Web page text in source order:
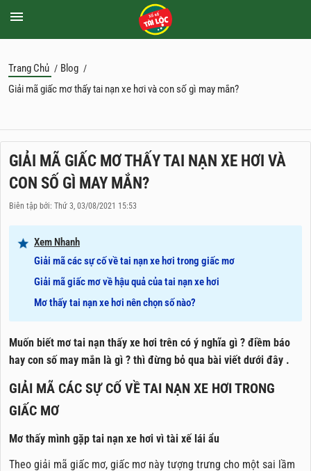
Trang Chủ / Blog /
Giải mã giấc mơ thấy tai nạn xe hơi và con số gì may mắn?
GIẢI MÃ GIẤC MƠ THẤY TAI NẠN XE HƠI VÀ
CON SỐ GÌ MAY MẮN?
Biên tập bởi: Thứ 3, 03/08/2021 15:53
Xem Nhanh
Giải mã các sự cố về tai nạn xe hơi trong giấc mơ
Giải mã giấc mơ về hậu quả của tai nạn xe hơi
Mơ thấy tai nạn xe hơi nên chọn số nào?
Muốn biết mơ tai nạn thấy xe hơi trên có ý nghĩa gì ? điềm báo
hay con số may mắn là gì ? thì đừng bỏ qua bài viết dưới đây .
GIẢI MÃ CÁC SỰ CỐ VỀ TAI NẠN XE HƠI TRONG
GIẤC MƠ
Mơ thấy mình gặp tai nạn xe hơi vì tài xế lái ẩu
Theo giải mã giấc mơ, giấc mơ này tượng trưng cho một sai lầm